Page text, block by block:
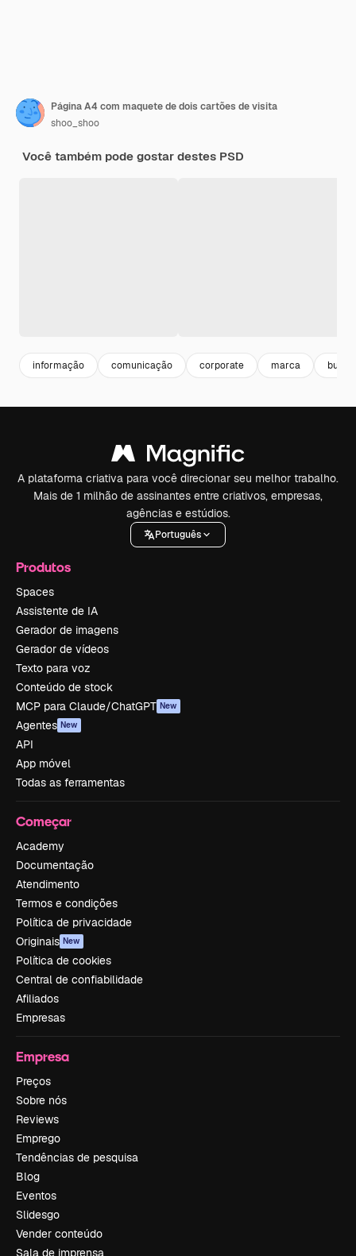
Página A4 com maquete de dois cartões de visita
shoo_shoo
Você também pode gostar destes PSD
informação comunicação corporate marca
A plataforma criativa para você direcionar seu melhor trabalho.
Mais de 1 milhão de assinantes entre criativos, empresas,
agências e estúdios.
Português
Produtos
Spaces
Assistente de IA
Gerador de imagens
Gerador de vídeos
Texto para voz
Conteúdo de stock
MCP para Claude/ChatGPT New
Agentes New
API
App móvel
Todas as ferramentas
Começar
Academy
Documentação
Atendimento
Termos e condições
Política de privacidade
Originais New
Política de cookies
Central de confiabilidade
Afiliados
Empresas
Empresa
Preços
Sobre nós
Reviews
Emprego
Tendências de pesquisa
Blog
Eventos
Slidesgo
Vender conteúdo
Sala de imprensa